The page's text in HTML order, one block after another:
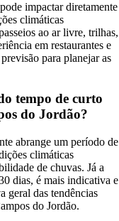
impactar diretamente
climáticas
ao ar livre, trilhas,
em restaurantes e
para planejar as
tempo de curto
do Jordão?
abrange um período de
climáticas
de chuvas. Já a
dias, é mais indicativa e
geral das tendências
do Jordão.